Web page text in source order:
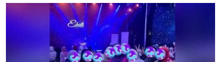
menggemparkan berkait dengan...